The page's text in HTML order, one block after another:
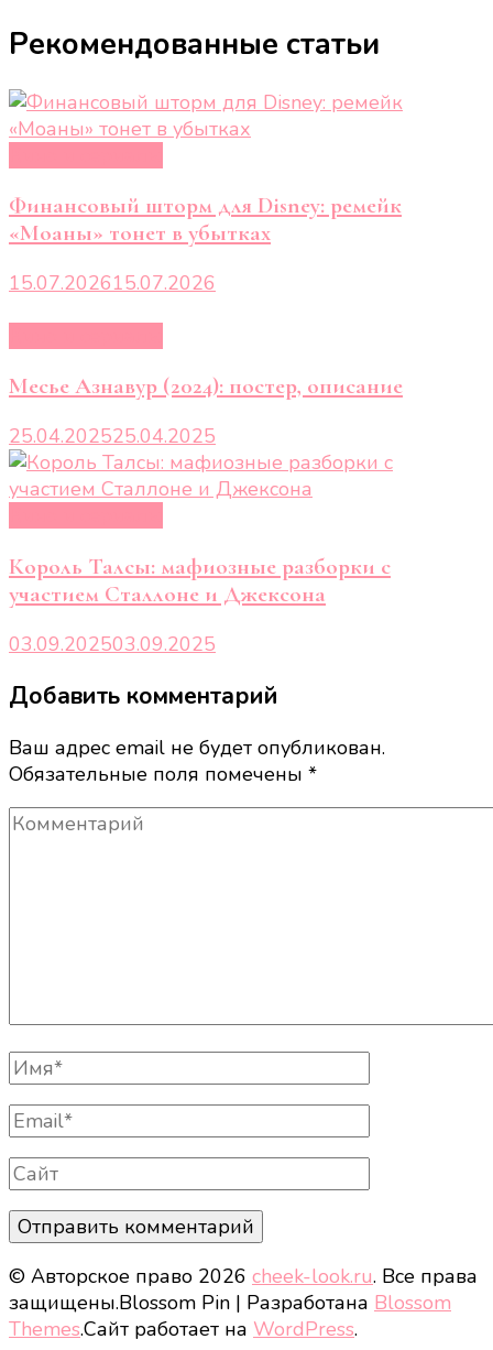
Рекомендованные статьи
Финансовый шторм для Disney: ремейк
«Моаны» тонет в убытках
15.07.202615.07.2026
Месье Азнавур (2024): постер, описание
25.04.202525.04.2025
Король Талсы: мафиозные разборки с
участием Сталлоне и Джексона
03.09.202503.09.2025
Добавить комментарий
Ваш адрес email не будет опубликован.
Обязательные поля помечены *
Комментарий
Полное
Имя
Email
Сайт
© Авторское право 2026 cheek-look.ru. Все права
защищены.Blossom Pin | Разработана Blossom
Themes.Сайт работает на WordPress.